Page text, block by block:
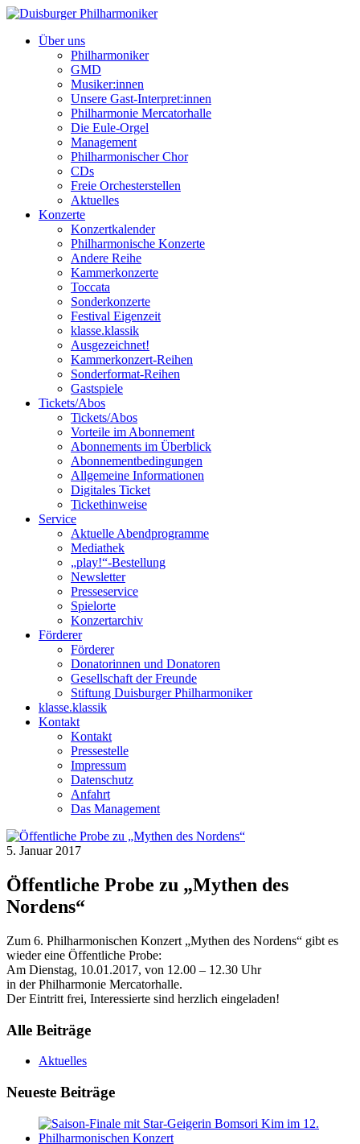
Über uns
Philharmoniker
GMD
Musiker:innen
Unsere Gast-Interpret:innen
Philharmonie Mercatorhalle
Die Eule-Orgel
Management
Philharmonischer Chor
CDs
Freie Orchesterstellen
Aktuelles
Konzerte
Konzertkalender
Philharmonische Konzerte
Andere Reihe
Kammerkonzerte
Toccata
Sonderkonzerte
Festival Eigenzeit
klasse.klassik
Ausgezeichnet!
Kammerkonzert-Reihen
Sonderformat-Reihen
Gastspiele
Tickets/Abos
Tickets/Abos
Vorteile im Abonnement
Abonnements im Überblick
Abonnement­bedingungen
Allgemeine Informationen
Digitales Ticket
Ticket­hinweise
Service
Aktuelle Abendprogramme
Mediathek
„play!“-Bestellung
Newsletter
Presseservice
Spielorte
Konzertarchiv
Förderer
Förderer
Donatorinnen und Donatoren
Gesellschaft der Freunde
Stiftung Duisburger Philharmoniker
klasse.klassik
Kontakt
Kontakt
Pressestelle
Impressum
Datenschutz
Anfahrt
Das Management
5. Januar 2017
Öffentliche Probe zu „Mythen des
Nordens“
Zum 6. Philharmonischen Konzert „Mythen des Nordens“ gibt es
wieder eine Öffentliche Probe:
Am Dienstag, 10.01.2017, von 12.00 – 12.30 Uhr
in der Philharmonie Mercatorhalle.
Der Eintritt frei, Interessierte sind herzlich eingeladen!
Alle Beiträge
Aktuelles
Neueste Beiträge